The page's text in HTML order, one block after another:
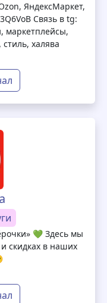
ЯндексМаркет,
Связь в tg:
маркетплейсы,
халява
💚 Здесь мы
скидках в наших